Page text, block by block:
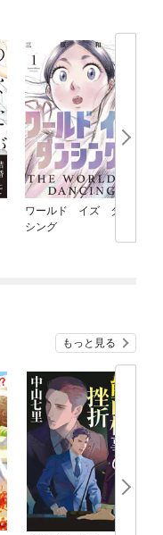
ワールド イズ ダン
シング
もっと見る